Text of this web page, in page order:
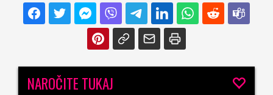
NAROČITE TUKAJ